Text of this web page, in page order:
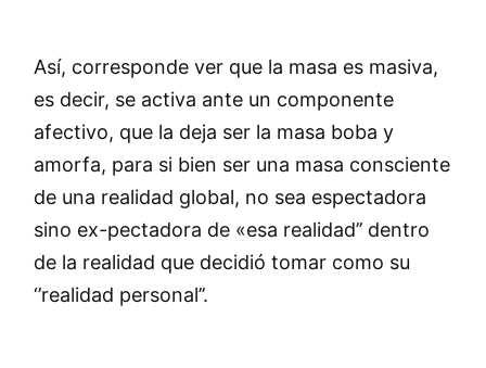
Así, corresponde ver que la masa es masiva,
es decir, se activa ante un componente
afectivo, que la deja ser la masa boba y
amorfa, para si bien ser una masa consciente
de una realidad global, no sea espectadora
sino ex-pectadora de «esa realidad’’ dentro
de la realidad que decidió tomar como su
‘’realidad personal’’.